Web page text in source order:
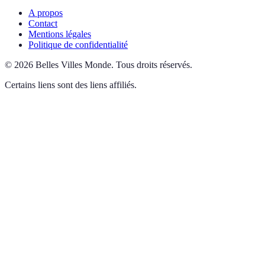
A propos
Contact
Mentions légales
Politique de confidentialité
© 2026 Belles Villes Monde. Tous droits réservés.
Certains liens sont des liens affiliés.